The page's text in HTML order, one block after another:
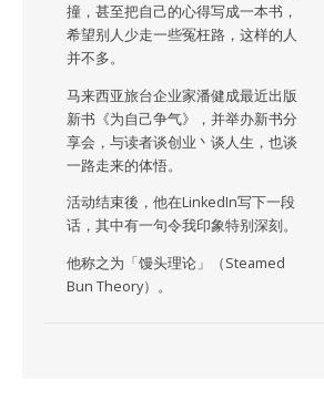
撞，甚至把自己的心得写成一本书，
希望别人少走一些冤枉路，这样的人
并不多。
马来西亚旅台企业家潘健成最近出版
新书《为自己争气》，并举办新书分
享会，与读者谈创业丶谈人生，也谈
一路走来的体悟。
活动结束後，他在LinkedIn写下一段
话，其中有一句令我印象特别深刻。
他称之为「馒头理论」（Steamed
Bun Theory）。